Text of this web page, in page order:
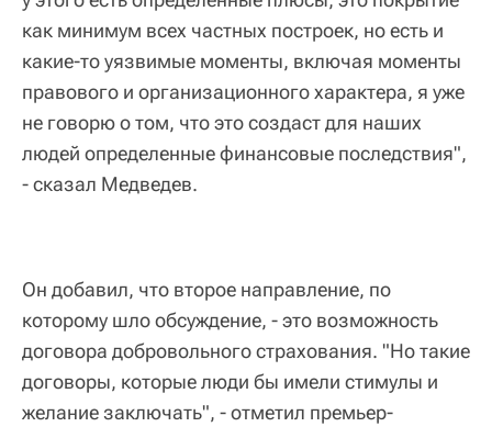
как минимум всех частных построек, но есть и
какие-то уязвимые моменты, включая моменты
правового и организационного характера, я уже
не говорю о том, что это создаст для наших
людей определенные финансовые последствия",
- сказал Медведев.
Он добавил, что второе направление, по
которому шло обсуждение, - это возможность
договора добровольного страхования. "Но такие
договоры, которые люди бы имели стимулы и
желание заключать", - отметил премьер-